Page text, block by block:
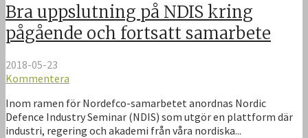
Bra uppslutning på NDIS kring
pågående och fortsatt samarbete
2018-05-23
Kommentera
Inom ramen för Nordefco-samarbetet anordnas Nordic
Defence Industry Seminar (NDIS) som utgör en plattform där
industri, regering och akademi från våra nordiska...